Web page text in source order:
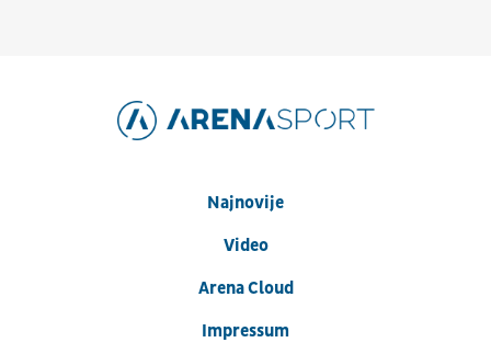
Najnovije
Video
Arena Cloud
Impressum